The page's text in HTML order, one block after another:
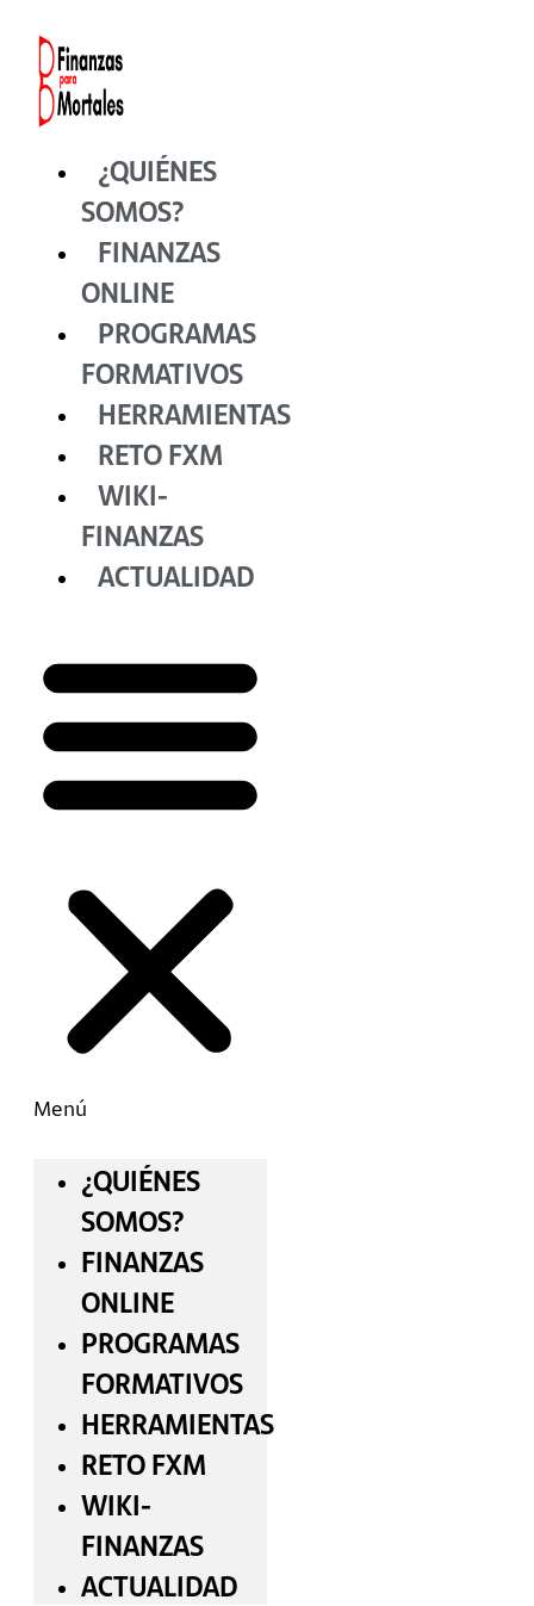
contenido
¿QUIÉNES
SOMOS?
FINANZAS
ONLINE
PROGRAMAS
FORMATIVOS
HERRAMIENTAS
RETO FXM
WIKI-
FINANZAS
ACTUALIDAD
Menú
¿QUIÉNES
SOMOS?
FINANZAS
ONLINE
PROGRAMAS
FORMATIVOS
HERRAMIENTAS
RETO FXM
WIKI-
FINANZAS
ACTUALIDAD